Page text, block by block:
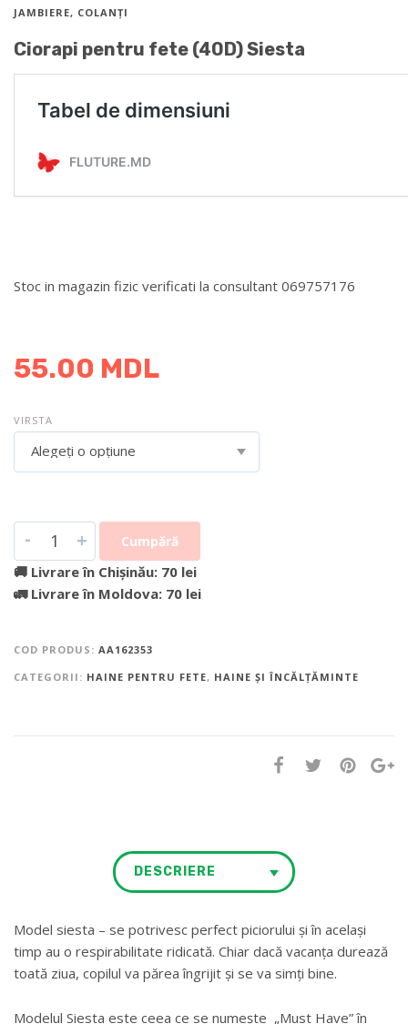
JAMBIERE, COLANȚI
Ciorapi pentru fete (40D) Siesta
Stoc in magazin fizic verificati la consultant 069757176
55.00 MDL
VIRSTA
Alegeți o opțiune
- + Cumpără
🚚 Livrare în Chișinău: 70 lei
🚛 Livrare în Moldova: 70 lei
COD PRODUS: AA162353
CATEGORII: HAINE PENTRU FETE, HAINE ȘI ÎNCĂLȚĂMINTE
DESCRIERE
Model siesta – se potrivesc perfect piciorului și în același
timp au o respirabilitate ridicată. Chiar dacă vacanța durează
toată ziua, copilul va părea îngrijit și se va simți bine.
Modelul Siesta este ceea ce se numește „Must Have” în